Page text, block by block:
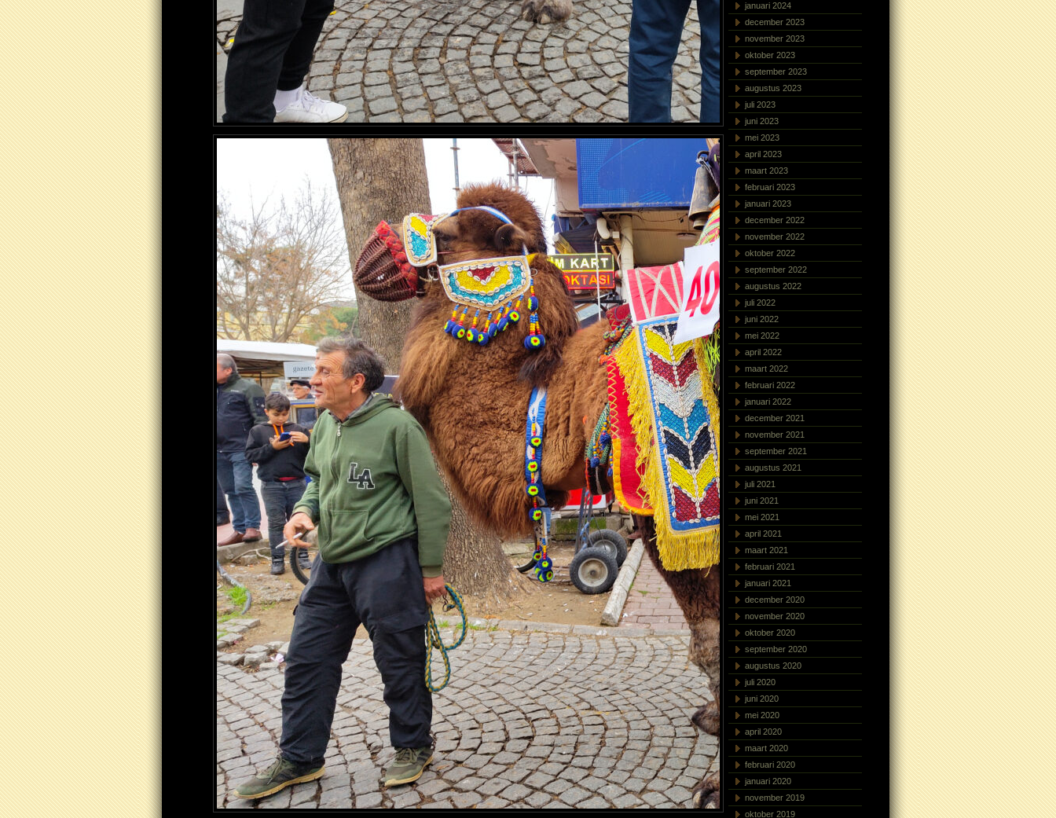
januari 2024
december 2023
november 2023
oktober 2023
september 2023
augustus 2023
juli 2023
juni 2023
mei 2023
april 2023
maart 2023
februari 2023
januari 2023
december 2022
november 2022
oktober 2022
september 2022
augustus 2022
juli 2022
juni 2022
mei 2022
april 2022
maart 2022
februari 2022
januari 2022
december 2021
november 2021
september 2021
augustus 2021
juli 2021
juni 2021
mei 2021
april 2021
maart 2021
februari 2021
januari 2021
december 2020
november 2020
oktober 2020
september 2020
augustus 2020
juli 2020
juni 2020
mei 2020
april 2020
maart 2020
februari 2020
januari 2020
november 2019
oktober 2019